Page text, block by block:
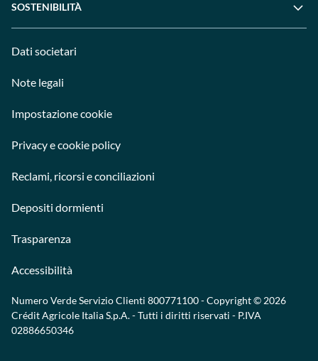
SOSTENIBILITÀ
Dati societari
Note legali
Impostazione cookie
Privacy e cookie policy
Reclami, ricorsi e conciliazioni
Depositi dormienti
Trasparenza
Accessibilità
Numero Verde Servizio Clienti 800771100- Copyright © 2026
Crédit Agricole Italia S.p.A. - Tutti i diritti riservati - P.IVA
02886650346